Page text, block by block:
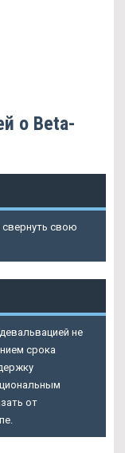
о Beta-
свернуть свою
не
срока
от